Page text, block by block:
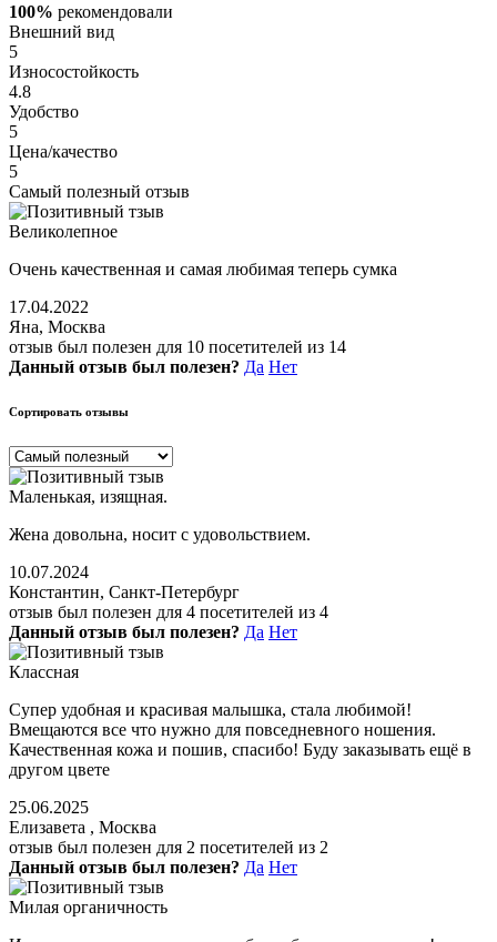
100% рекомендовали
Внешний вид
5
Износостойкость
4.8
Удобство
5
Цена/качество
5
Самый полезный отзыв
Великолепное
Очень качественная и самая любимая теперь сумка
17.04.2022
Яна, Москва
отзыв был полезен для 10 посетителей из 14
Данный отзыв был полезен? Да Нет
Сортировать отзывы
Маленькая, изящная.
Жена довольна, носит с удовольствием.
10.07.2024
Константин, Санкт-Петербург
отзыв был полезен для 4 посетителей из 4
Данный отзыв был полезен? Да Нет
Классная
Супер удобная и красивая малышка, стала любимой!
Вмещаются все что нужно для повседневного ношения.
Качественная кожа и пошив, спасибо! Буду заказывать ещё в
другом цвете
25.06.2025
Елизавета , Москва
отзыв был полезен для 2 посетителей из 2
Данный отзыв был полезен? Да Нет
Милая органичность